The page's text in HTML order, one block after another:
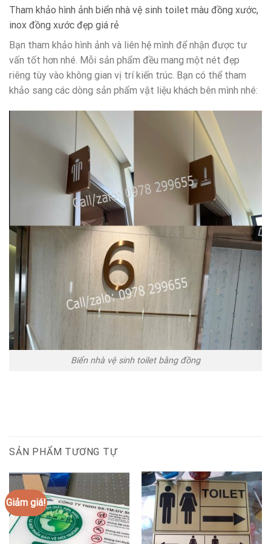
Tham khảo hình ảnh biển nhà vệ sinh toilet màu đồng xước,
inox đồng xước đẹp giá rẻ
Bạn tham khảo hình ảnh và liên hệ mình để nhận được tư
vấn tốt hơn nhé. Mỗi sản phẩm đều mang một nét đẹp
riêng tùy vào không gian vị trí kiến trúc. Bạn có thể tham
khảo sang các dòng sản phẩm vật liệu khách bên mình nhé:
Biển nhà vệ sinh toilet bằng đồng
SẢN PHẨM TƯƠNG TỰ
Giảm giá!